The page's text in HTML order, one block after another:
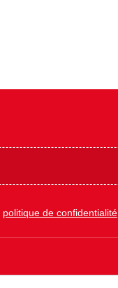
politique de confidentialité